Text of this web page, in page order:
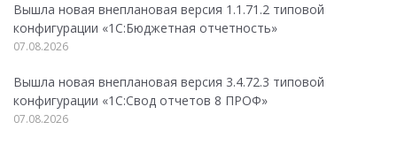
Вышла новая внеплановая версия 1.1.71.2 типовой
конфигурации «1C:Бюджетная отчетность»
07.08.2026
Вышла новая внеплановая версия 3.4.72.3 типовой
конфигурации «1C:Свод отчетов 8 ПРОФ»
07.08.2026